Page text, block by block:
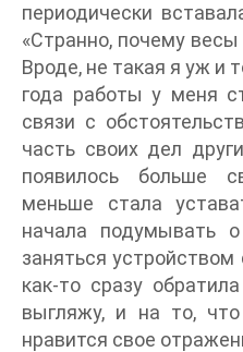
периодически
«Странно, почему
Вроде, не такая я уж и
года работы у меня
связи с
часть своих дел
появилось больше
меньше стала
начала подумывать
заняться
как-то сразу
выгляжу, и на то,
нравится свое